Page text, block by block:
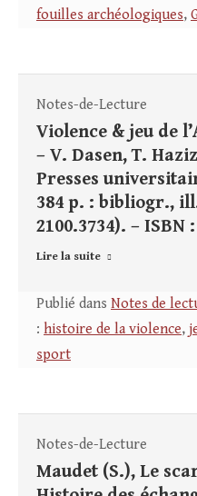
fouilles archéologiques,
Notes-de-Lecture
Violence & jeu de
– V. Dasen, T.
Presses
384 p. : bibliogr.,
2100.3734). – ISBN
Lire la suite
Publié dans Notes de
: histoire de la violence,
sport
Notes-de-Lecture
Maudet (S.), Le